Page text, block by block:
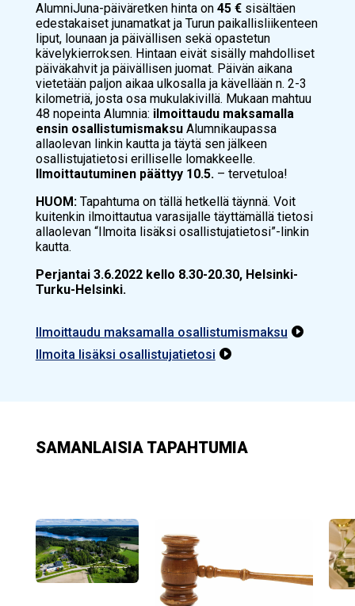
AlumniJuna-päiväretken hinta on 45 €sisältäen
edestakaiset junamatkat ja Turun paikallisliikenteen
liput, lounaan ja päivällisen sekä opastetun
kävelykierroksen. Hintaan eivät sisälly mahdolliset
päiväkahvit ja päivällisen juomat. Päivän aikana
vietetään paljon aikaa ulkosalla ja kävellään n. 2-3
kilometriä, josta osa mukulakivillä. Mukaan mahtuu
48 nopeinta Alumnia: ilmoittaudu maksamalla
ensin osallistumismaksuAlumnikaupassa
allaolevan linkin kautta ja täytä sen jälkeen
osallistujatietosi erilliselle lomakkeelle.
Ilmoittautuminen päättyy 10.5.– tervetuloa!
HUOM:Tapahtuma on tällä hetkellä täynnä. Voit
kuitenkin ilmoittautua varasijalle täyttämällä tietosi
allaolevan “Ilmoita lisäksi osallistujatietosi”-linkin
kautta.
Perjantai 3.6.2022 kello 8.30-20.30, Helsinki-
Turku-Helsinki.
Ilmoittaudu maksamalla osallistumismaksu 
Ilmoita lisäksi osallistujatietosi 
SAMANLAISIA TAPAHTUMIA